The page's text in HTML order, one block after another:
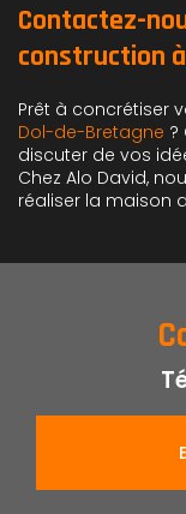
Contactez-
construction
Prêt à concrétiser
Dol-de-Bretagne ?
discuter de vos
Chez Alo David,
réaliser la maison